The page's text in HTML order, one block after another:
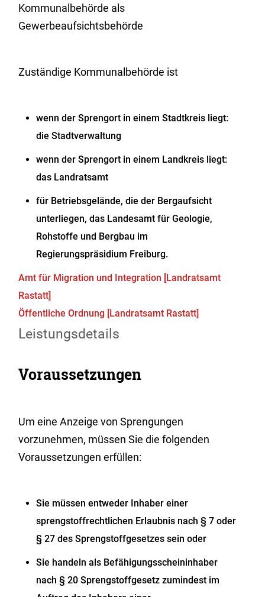
Kommunalbehörde als
Gewerbeaufsichtsbehörde
Zuständige Kommunalbehörde ist
wenn der Sprengort in einem Stadtkreis liegt:
die Stadtverwaltung
wenn der Sprengort in einem Landkreis liegt:
das Landratsamt
für Betriebsgelände, die der Bergaufsicht
unterliegen, das Landesamt für Geologie,
Rohstoffe und Bergbau im
Regierungspräsidium Freiburg.
Amt für Migration und Integration [Landratsamt
Rastatt]
Öffentliche Ordnung [Landratsamt Rastatt]
Leistungsdetails
Voraussetzungen
Um eine Anzeige von Sprengungen
vorzunehmen, müssen Sie die folgenden
Voraussetzungen erfüllen:
Sie müssen entweder Inhaber einer
sprengstoffrechtlichen Erlaubnis nach § 7 oder
§ 27 des Sprengstoffgesetzes sein oder
Sie handeln als Befähigungsscheininhaber
nach § 20 Sprengstoffgesetz zumindest im